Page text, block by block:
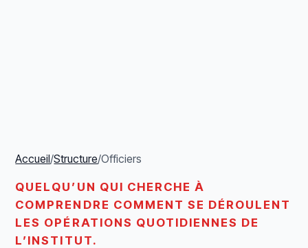
Accueil/Structure/Officiers
QUELQU’UN QUI CHERCHE À
COMPRENDRE COMMENT SE DÉROULENT
LES OPÉRATIONS QUOTIDIENNES DE
L’INSTITUT.